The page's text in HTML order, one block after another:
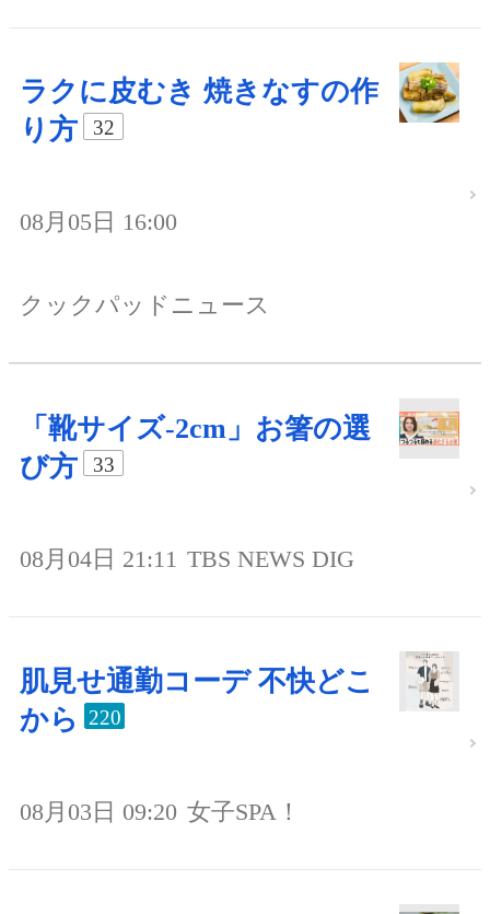
ラクに皮むき 焼きなすの作
り方
32
08月05日 16:00
クックパッドニュース
「靴サイズ-2cm」お箸の選
び方
33
08月04日 21:11 TBS NEWS DIG
肌見せ通勤コーデ 不快どこ
から
220
08月03日 09:20 女子SPA！